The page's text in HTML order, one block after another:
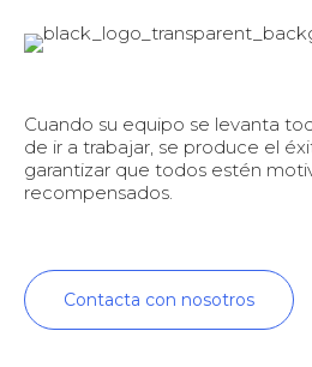
Cuando su equipo se levanta
de ir a trabajar, se produce el
garantizar que todos estén
recompensados.
Contacta con nosotros